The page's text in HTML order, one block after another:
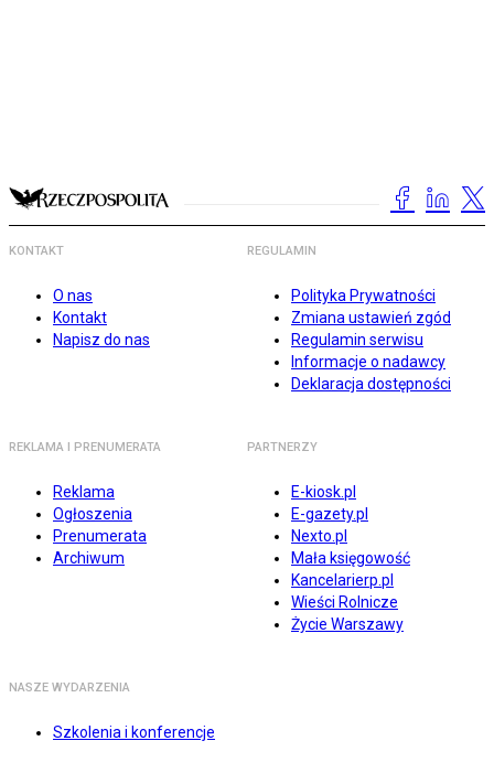
KONTAKT
O nas
Kontakt
Napisz do nas
REGULAMIN
Polityka Prywatności
Zmiana ustawień zgód
Regulamin serwisu
Informacje o nadawcy
Deklaracja dostępności
REKLAMA I PRENUMERATA
Reklama
Ogłoszenia
Prenumerata
Archiwum
PARTNERZY
E-kiosk.pl
E-gazety.pl
Nexto.pl
Mała księgowość
Kancelarierp.pl
Wieści Rolnicze
Życie Warszawy
NASZE WYDARZENIA
Szkolenia i konferencje